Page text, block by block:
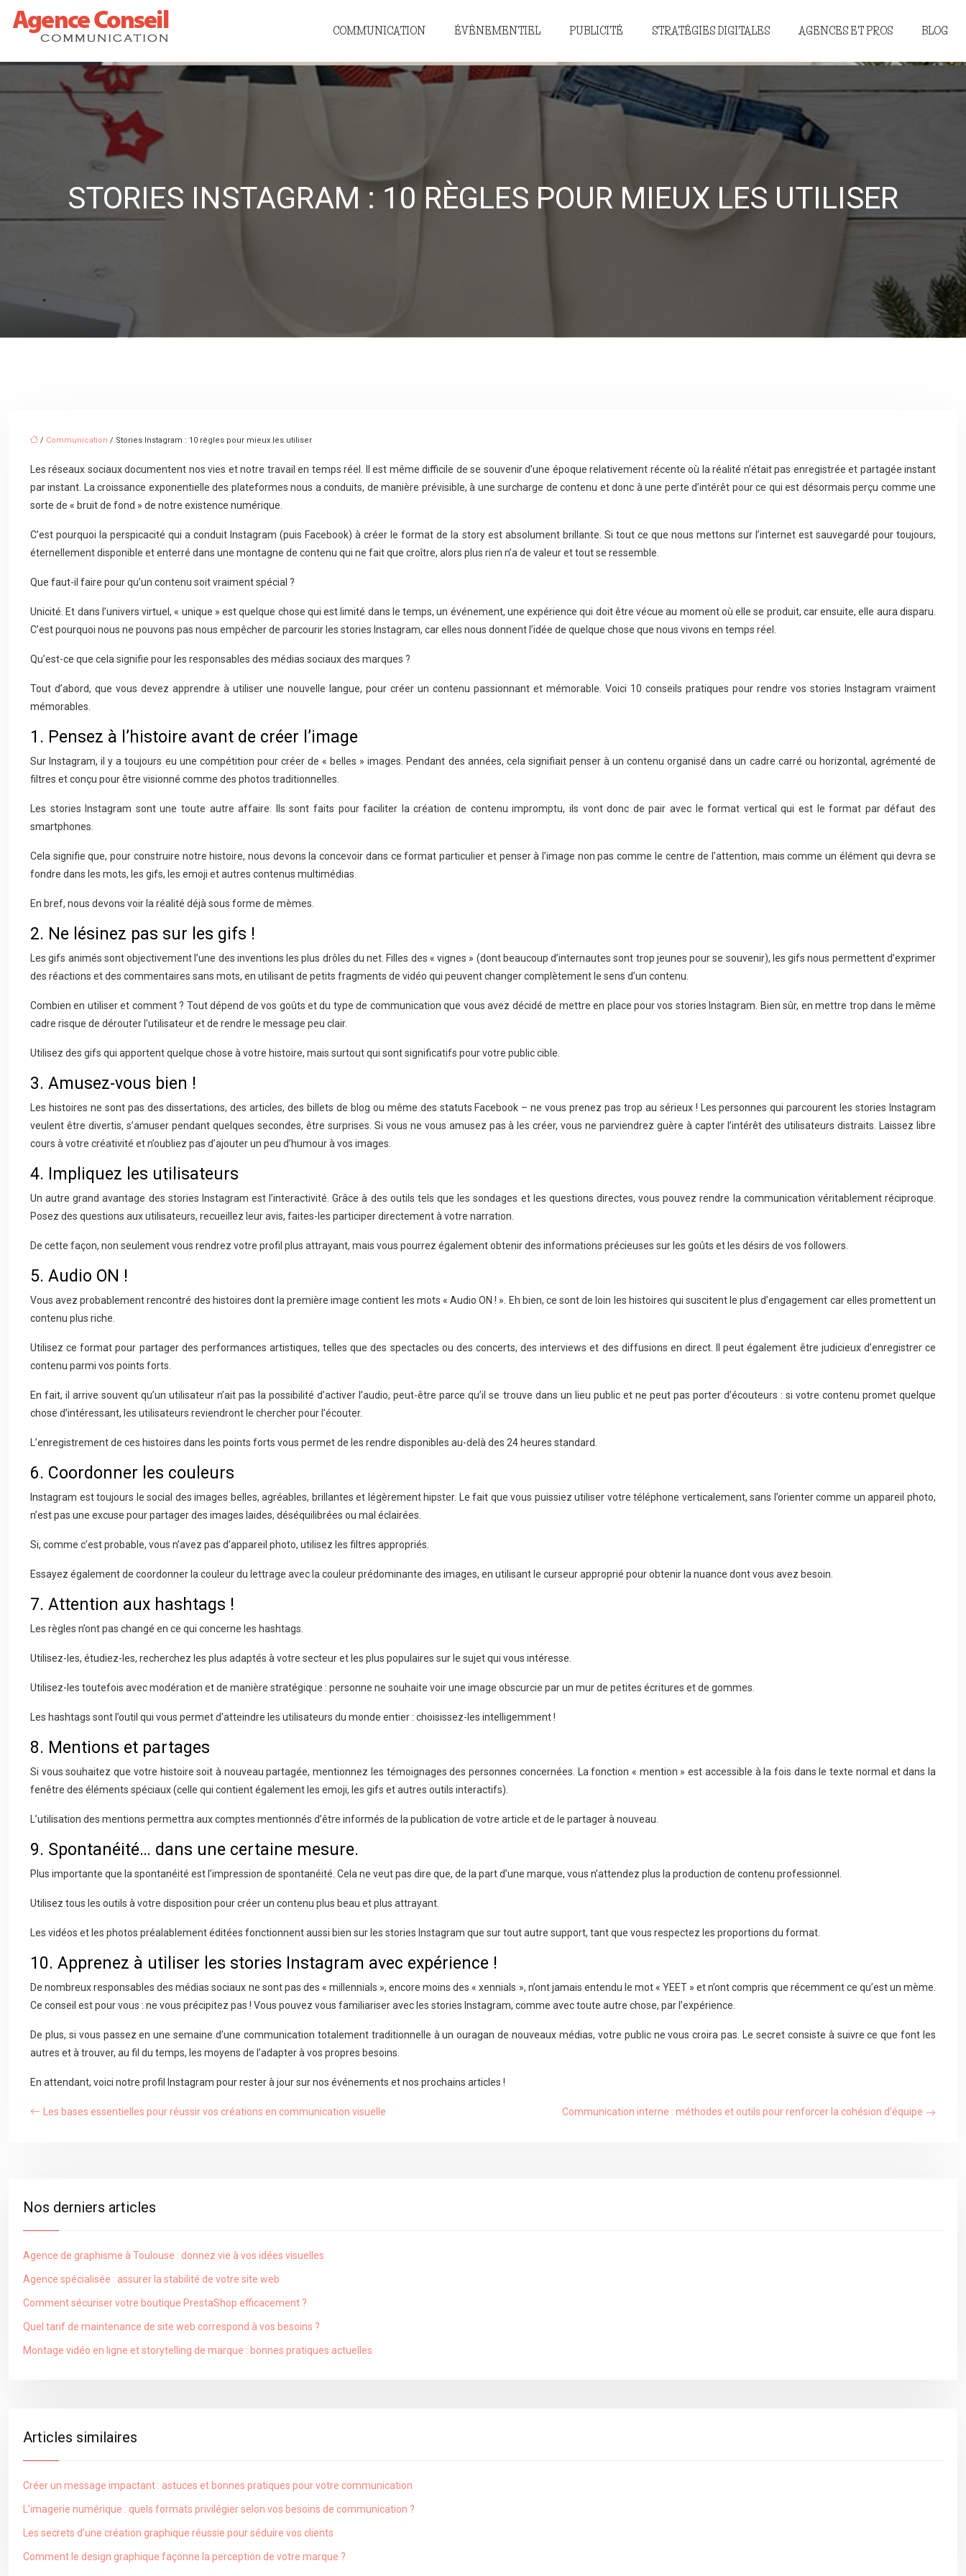
COMMUNICATION ÉVÈNEMENTIEL PUBLICITÉ STRATÉGIES DIGITALES AGENCES ET PROS BLOG
STORIES INSTAGRAM : 10 RÈGLES POUR MIEUX LES UTILISER
/ Communication / Stories Instagram : 10 règles pour mieux les utiliser
Les réseaux sociaux documentent nos vies et notre travail en temps réel. Il est même difficile de se souvenir d’une époque relativement récente où la réalité n’était pas enregistrée et partagée instant
par instant. La croissance exponentielle des plateformes nous a conduits, de manière prévisible, à une surcharge de contenu et donc à une perte d’intérêt pour ce qui est désormais perçu comme une
sorte de « bruit de fond » de notre existence numérique.
C’est pourquoi la perspicacité qui a conduit Instagram (puis Facebook) à créer le format de la story est absolument brillante. Si tout ce que nous mettons sur l’internet est sauvegardé pour toujours,
éternellement disponible et enterré dans une montagne de contenu qui ne fait que croître, alors plus rien n’a de valeur et tout se ressemble.
Que faut-il faire pour qu’un contenu soit vraiment spécial ?
Unicité. Et dans l’univers virtuel, « unique » est quelque chose qui est limité dans le temps, un événement, une expérience qui doit être vécue au moment où elle se produit, car ensuite, elle aura disparu.
C’est pourquoi nous ne pouvons pas nous empêcher de parcourir les stories Instagram, car elles nous donnent l’idée de quelque chose que nous vivons en temps réel.
Qu’est-ce que cela signifie pour les responsables des médias sociaux des marques ?
Tout d’abord, que vous devez apprendre à utiliser une nouvelle langue, pour créer un contenu passionnant et mémorable. Voici 10 conseils pratiques pour rendre vos stories Instagram vraiment
mémorables.
1. Pensez à l’histoire avant de créer l’image
Sur Instagram, il y a toujours eu une compétition pour créer de « belles » images. Pendant des années, cela signifiait penser à un contenu organisé dans un cadre carré ou horizontal, agrémenté de
filtres et conçu pour être visionné comme des photos traditionnelles.
Les stories Instagram sont une toute autre affaire. Ils sont faits pour faciliter la création de contenu impromptu, ils vont donc de pair avec le format vertical qui est le format par défaut des
smartphones.
Cela signifie que, pour construire notre histoire, nous devons la concevoir dans ce format particulier et penser à l’image non pas comme le centre de l’attention, mais comme un élément qui devra se
fondre dans les mots, les gifs, les emoji et autres contenus multimédias.
En bref, nous devons voir la réalité déjà sous forme de mèmes.
2. Ne lésinez pas sur les gifs !
Les gifs animés sont objectivement l’une des inventions les plus drôles du net. Filles des « vignes » (dont beaucoup d’internautes sont trop jeunes pour se souvenir), les gifs nous permettent d’exprimer
des réactions et des commentaires sans mots, en utilisant de petits fragments de vidéo qui peuvent changer complètement le sens d’un contenu.
Combien en utiliser et comment ? Tout dépend de vos goûts et du type de communication que vous avez décidé de mettre en place pour vos stories Instagram. Bien sûr, en mettre trop dans le même
cadre risque de dérouter l’utilisateur et de rendre le message peu clair.
Utilisez des gifs qui apportent quelque chose à votre histoire, mais surtout qui sont significatifs pour votre public cible.
3. Amusez-vous bien !
Les histoires ne sont pas des dissertations, des articles, des billets de blog ou même des statuts Facebook – ne vous prenez pas trop au sérieux ! Les personnes qui parcourent les stories Instagram
veulent être divertis, s’amuser pendant quelques secondes, être surprises. Si vous ne vous amusez pas à les créer, vous ne parviendrez guère à capter l’intérêt des utilisateurs distraits. Laissez libre
cours à votre créativité et n’oubliez pas d’ajouter un peu d’humour à vos images.
4. Impliquez les utilisateurs
Un autre grand avantage des stories Instagram est l’interactivité. Grâce à des outils tels que les sondages et les questions directes, vous pouvez rendre la communication véritablement réciproque.
Posez des questions aux utilisateurs, recueillez leur avis, faites-les participer directement à votre narration.
De cette façon, non seulement vous rendrez votre profil plus attrayant, mais vous pourrez également obtenir des informations précieuses sur les goûts et les désirs de vos followers.
5. Audio ON !
Vous avez probablement rencontré des histoires dont la première image contient les mots « Audio ON ! ». Eh bien, ce sont de loin les histoires qui suscitent le plus d’engagement car elles promettent un
contenu plus riche.
Utilisez ce format pour partager des performances artistiques, telles que des spectacles ou des concerts, des interviews et des diffusions en direct. Il peut également être judicieux d’enregistrer ce
contenu parmi vos points forts.
En fait, il arrive souvent qu’un utilisateur n’ait pas la possibilité d’activer l’audio, peut-être parce qu’il se trouve dans un lieu public et ne peut pas porter d’écouteurs : si votre contenu promet quelque
chose d’intéressant, les utilisateurs reviendront le chercher pour l’écouter.
L’enregistrement de ces histoires dans les points forts vous permet de les rendre disponibles au-delà des 24 heures standard.
6. Coordonner les couleurs
Instagram est toujours le social des images belles, agréables, brillantes et légèrement hipster. Le fait que vous puissiez utiliser votre téléphone verticalement, sans l’orienter comme un appareil photo,
n’est pas une excuse pour partager des images laides, déséquilibrées ou mal éclairées.
Si, comme c’est probable, vous n’avez pas d’appareil photo, utilisez les filtres appropriés.
Essayez également de coordonner la couleur du lettrage avec la couleur prédominante des images, en utilisant le curseur approprié pour obtenir la nuance dont vous avez besoin.
7. Attention aux hashtags !
Les règles n’ont pas changé en ce qui concerne les hashtags.
Utilisez-les, étudiez-les, recherchez les plus adaptés à votre secteur et les plus populaires sur le sujet qui vous intéresse.
Utilisez-les toutefois avec modération et de manière stratégique : personne ne souhaite voir une image obscurcie par un mur de petites écritures et de gommes.
Les hashtags sont l’outil qui vous permet d’atteindre les utilisateurs du monde entier : choisissez-les intelligemment !
8. Mentions et partages
Si vous souhaitez que votre histoire soit à nouveau partagée, mentionnez les témoignages des personnes concernées. La fonction « mention » est accessible à la fois dans le texte normal et dans la
fenêtre des éléments spéciaux (celle qui contient également les emoji, les gifs et autres outils interactifs).
L’utilisation des mentions permettra aux comptes mentionnés d’être informés de la publication de votre article et de le partager à nouveau.
9. Spontanéité… dans une certaine mesure.
Plus importante que la spontanéité est l’impression de spontanéité. Cela ne veut pas dire que, de la part d’une marque, vous n’attendez plus la production de contenu professionnel.
Utilisez tous les outils à votre disposition pour créer un contenu plus beau et plus attrayant.
Les vidéos et les photos préalablement éditées fonctionnent aussi bien sur les stories Instagram que sur tout autre support, tant que vous respectez les proportions du format.
10. Apprenez à utiliser les stories Instagram avec expérience !
De nombreux responsables des médias sociaux ne sont pas des « millennials », encore moins des « xennials », n’ont jamais entendu le mot « YEET » et n’ont compris que récemment ce qu’est un mème.
Ce conseil est pour vous : ne vous précipitez pas ! Vous pouvez vous familiariser avec les stories Instagram, comme avec toute autre chose, par l’expérience.
De plus, si vous passez en une semaine d’une communication totalement traditionnelle à un ouragan de nouveaux médias, votre public ne vous croira pas. Le secret consiste à suivre ce que font les
autres et à trouver, au fil du temps, les moyens de l’adapter à vos propres besoins.
En attendant, voici notre profil Instagram pour rester à jour sur nos événements et nos prochains articles !
Les bases essentielles pour réussir vos créations en communication visuelle Communication interne : méthodes et outils pour renforcer la cohésion d’équipe
Nos derniers articles
Agence de graphisme à Toulouse : donnez vie à vos idées visuelles
Agence spécialisée : assurer la stabilité de votre site web
Comment sécuriser votre boutique PrestaShop efficacement ?
Quel tarif de maintenance de site web correspond à vos besoins ?
Montage vidéo en ligne et storytelling de marque : bonnes pratiques actuelles
Articles similaires
Créer un message impactant : astuces et bonnes pratiques pour votre communication
L’imagerie numérique : quels formats privilégier selon vos besoins de communication ?
Les secrets d’une création graphique réussie pour séduire vos clients
Comment le design graphique façonne la perception de votre marque ?